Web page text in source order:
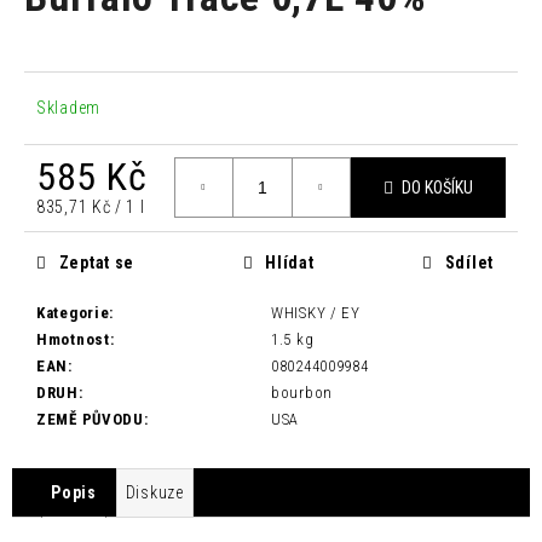
5
Skladem
585 Kč
Měrná
cena:
835,71 Kč / 1 l
DO KOŠÍKU
Kategorie:
WHISKY / EY
Hmotnost:
1.5 kg
EAN :
080244009984
DRUH :
bourbon
ZEMĚ PŮVODU : USA
Zeptat se Hlídat Sdílet
Popis Diskuze
j
?
D
o
o
u